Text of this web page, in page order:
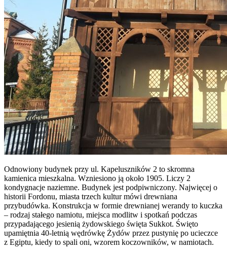
Odnowiony budynek przy ul. Kapeluszników 2 to skromna
kamienica mieszkalna. Wzniesiono ją około 1905. Liczy 2
kondygnacje naziemne. Budynek jest podpiwniczony. Najwięcej o
historii Fordonu, miasta trzech kultur mówi drewniana
przybudówka. Konstrukcja w formie drewnianej werandy to kuczka
– rodzaj stałego namiotu, miejsca modlitw i spotkań podczas
przypadającego jesienią żydowskiego święta Sukkot. Święto
upamiętnia 40-letnią wędrówkę Żydów przez pustynię po ucieczce
z Egiptu, kiedy to spali oni, wzorem koczowników, w namiotach.